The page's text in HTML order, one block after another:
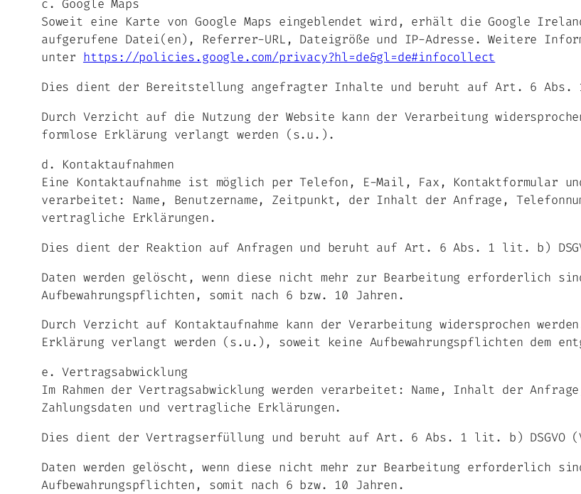
c. Google Maps
Soweit eine Karte von Google Maps eingeblendet wird, erhält die Google
aufgerufene Datei(en), Referrer-URL, Dateigröße und IP-Adresse. Weitere
unter https://policies.google.com/privacy?hl=de&gl=de#infocollect
Dies dient der Bereitstellung angefragter Inhalte und beruht auf Art. 6 Abs.
Durch Verzicht auf die Nutzung der Website kann der Verarbeitung
formlose Erklärung verlangt werden (s.u.).
d. Kontaktaufnahmen
Eine Kontaktaufnahme ist möglich per Telefon, E-Mail, Fax, Kontaktformular
verarbeitet: Name, Benutzername, Zeitpunkt, der Inhalt der Anfrage,
vertragliche Erklärungen.
Dies dient der Reaktion auf Anfragen und beruht auf Art. 6 Abs. 1 lit. b)
Daten werden gelöscht, wenn diese nicht mehr zur Bearbeitung erforderlich
Aufbewahrungspflichten, somit nach 6 bzw. 10 Jahren.
Durch Verzicht auf Kontaktaufnahme kann der Verarbeitung widersprochen
Erklärung verlangt werden (s.u.), soweit keine Aufbewahrungspflichten dem
e. Vertragsabwicklung
Im Rahmen der Vertragsabwicklung werden verarbeitet: Name, Inhalt der Anfrage,
Zahlungsdaten und vertragliche Erklärungen.
Dies dient der Vertragserfüllung und beruht auf Art. 6 Abs. 1 lit. b) DSGVO
Daten werden gelöscht, wenn diese nicht mehr zur Bearbeitung erforderlich
Aufbewahrungspflichten, somit nach 6 bzw. 10 Jahren.